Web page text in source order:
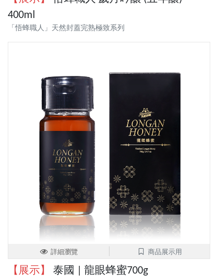
400ml
「悟蜂職人」天然封蓋完熟極致系列
詳細瀏覽 商品展示用
【展示】 泰國 | 龍眼蜂蜜700g